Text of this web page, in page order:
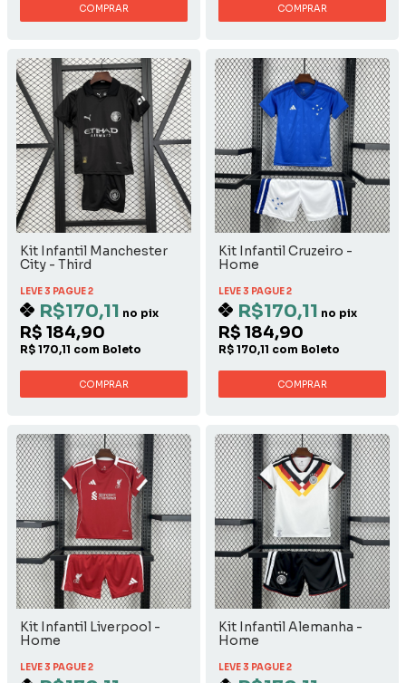
COMPRAR COMPRAR
Kit Infantil Manchester
City - Third
LEVE 3 PAGUE 2
R$170,11 no pix
R$ 184,90
R$ 170,11 com Boleto
COMPRAR
Kit Infantil Cruzeiro -
Home
LEVE 3 PAGUE 2
R$170,11 no pix
R$ 184,90
R$ 170,11 com Boleto
COMPRAR
Kit Infantil Liverpool -
Home
LEVE 3 PAGUE 2
Kit Infantil Alemanha -
Home
LEVE 3 PAGUE 2